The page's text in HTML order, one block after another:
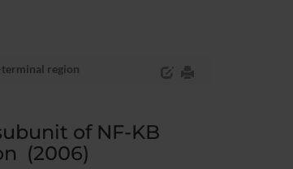
region
of NF-KB
(2006)